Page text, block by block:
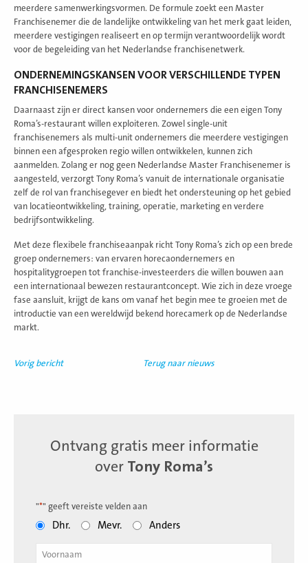
meerdere samenwerkingsvormen. De formule zoekt een Master
Franchisenemer die de landelijke ontwikkeling van het merk gaat leiden,
meerdere vestigingen realiseert en op termijn verantwoordelijk wordt
voor de begeleiding van het Nederlandse franchisenetwerk.
ONDERNEMINGSKANSEN VOOR VERSCHILLENDE TYPEN
FRANCHISENEMERS
Daarnaast zijn er direct kansen voor ondernemers die een eigen Tony
Roma’s-restaurant willen exploiteren. Zowel single-unit
franchisenemers als multi-unit ondernemers die meerdere vestigingen
binnen een afgesproken regio willen ontwikkelen, kunnen zich
aanmelden. Zolang er nog geen Nederlandse Master Franchisenemer is
aangesteld, verzorgt Tony Roma’s vanuit de internationale organisatie
zelf de rol van franchisegever en biedt het ondersteuning op het gebied
van locatieontwikkeling, training, operatie, marketing en verdere
bedrijfsontwikkeling.
Met deze flexibele franchiseaanpak richt Tony Roma’s zich op een brede
groep ondernemers: van ervaren horecaondernemers en
hospitalitygroepen tot franchise-investeerders die willen bouwen aan
een internationaal bewezen restaurantconcept. Wie zich in deze vroege
fase aansluit, krijgt de kans om vanaf het begin mee te groeien met de
introductie van een wereldwijd bekend horecamerk op de Nederlandse
markt.
Vorig bericht Terug naar nieuws
Ontvang gratis meer informatie
over Tony Roma’s
"*" geeft vereiste velden aan
Dhr. Mevr. Anders